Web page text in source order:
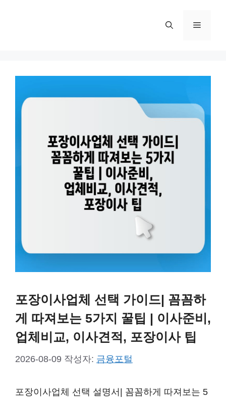
메
포장이사업체 선택 가이드| 꼼꼼하
게 따져보는 5가지 꿀팁 | 이사준비,
업체비교, 이사견적, 포장이사 팁
2026-08-09 작성자: 금융포털
포장이사업체 선택 설명서| 꼼꼼하게 따져보는 5